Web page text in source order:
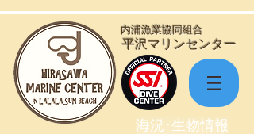
​平沢マリンセンター
​内浦漁業協同組合
海況･生物情報